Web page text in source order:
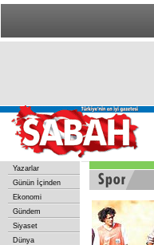
Yazarlar
Günün İçinden
Ekonomi
Gündem
Siyaset
Dünya